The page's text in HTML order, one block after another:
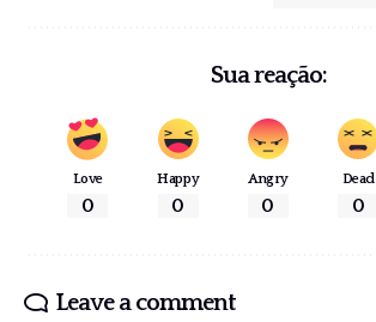
Sua reação:
Love
0
Happy
0
Angry
0
Dead
0
Leave a comment